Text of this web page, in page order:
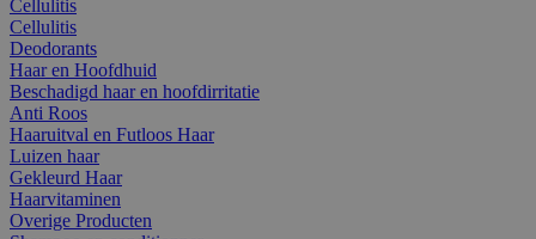
Cellulitis
Cellulitis
Deodorants
Haar en Hoofdhuid
Beschadigd haar en hoofdirritatie
Anti Roos
Haaruitval en Futloos Haar
Luizen haar
Gekleurd Haar
Haarvitaminen
Overige Producten